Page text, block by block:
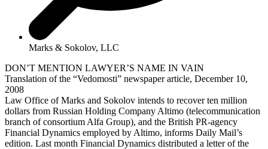
Marks & Sokolov, LLC
DON’T MENTION LAWYER’S NAME IN VAIN
Translation of the “Vedomosti” newspaper article, December 10,
2008
Law Office of Marks and Sokolov intends to recover ten million
dollars from Russian Holding Company Altimo (telecommunication
branch of consortium Alfa Group), and the British PR-agency
Financial Dynamics employed by Altimo, informs Daily Mail’s
edition. Last month Financial Dynamics distributed a letter of the